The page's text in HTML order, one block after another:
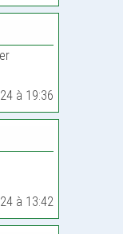
à 19:36
à 13:42